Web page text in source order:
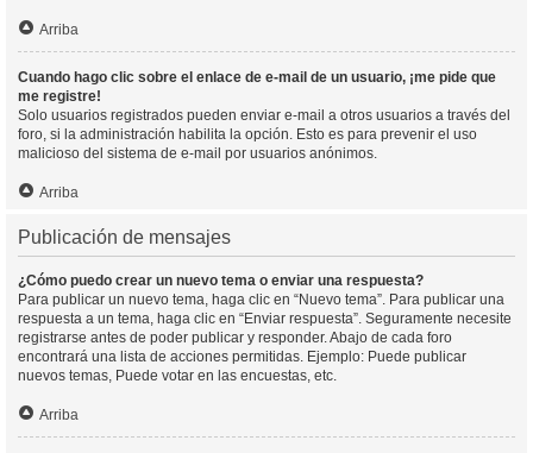
Arriba
Cuando hago clic sobre el enlace de e-mail de un usuario, ¡me pide que
me registre!
Solo usuarios registrados pueden enviar e-mail a otros usuarios a través del
foro, si la administración habilita la opción. Esto es para prevenir el uso
malicioso del sistema de e-mail por usuarios anónimos.
Arriba
Publicación de mensajes
¿Cómo puedo crear un nuevo tema o enviar una respuesta?
Para publicar un nuevo tema, haga clic en “Nuevo tema”. Para publicar una
respuesta a un tema, haga clic en “Enviar respuesta”. Seguramente necesite
registrarse antes de poder publicar y responder. Abajo de cada foro
encontrará una lista de acciones permitidas. Ejemplo: Puede publicar
nuevos temas, Puede votar en las encuestas, etc.
Arriba